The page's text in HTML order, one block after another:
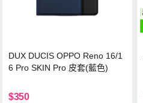
DUX DUCIS OPPO Reno 16/1
6 Pro SKIN Pro 皮套(藍色)
$350